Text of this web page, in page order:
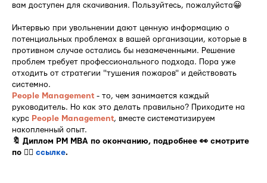
вам доступен для скачивания. Пользуйтесь, пожалуйста😀
Интервью при увольнении дают ценную информацию о
потенциальных проблемах в вашей организации, которые в
противном случае остались бы незамеченными. Решение
проблем требует профессионального подхода. Пора уже
отходить от стратегии "тушения пожаров" и действовать
системно.
People Management - то, чем занимается каждый
руководитель. Но как это делать правильно? Приходите на
курс People Management, вместе систематизируем
накопленный опыт.
🔖 Диплом PM MBA по окончанию, подробнее 👀 смотрите
по 👉🏻 ссылке.